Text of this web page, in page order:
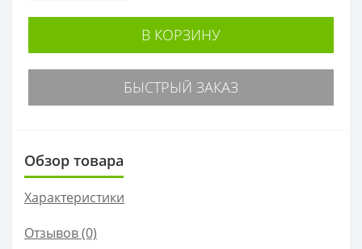
В КОРЗИНУ
БЫСТРЫЙ ЗАКАЗ
Обзор товара
Характеристики
Отзывов (0)